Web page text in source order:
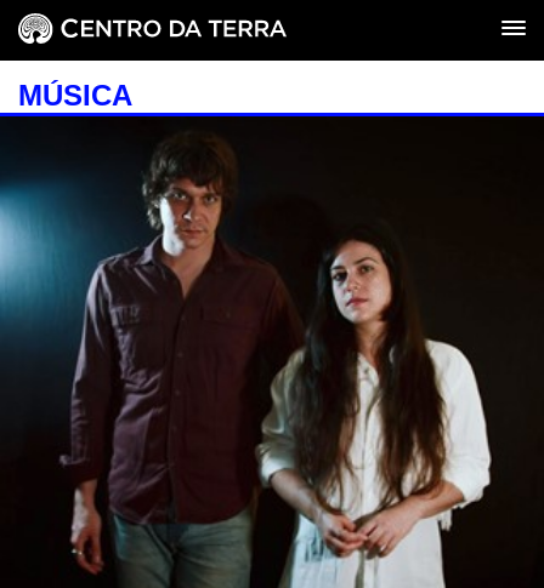
MÚSICA